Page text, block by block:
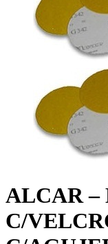
ALCAR –
C/